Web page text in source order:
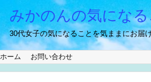
みかのんの気にな
30代女子の気になることを気ままにお届
ホーム お問い合わせ